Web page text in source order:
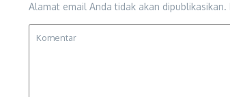
Alamat email Anda tidak akan dipublikasikan.